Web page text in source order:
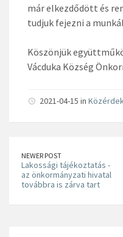
már elkezdődött és
tudjuk fejezni a
Köszönjük
Vácduka Község
2021-04-15 in
NEWER POST
Lakossági tájékoztatás -
az önkormányzati hivatal
továbbra is zárva tart